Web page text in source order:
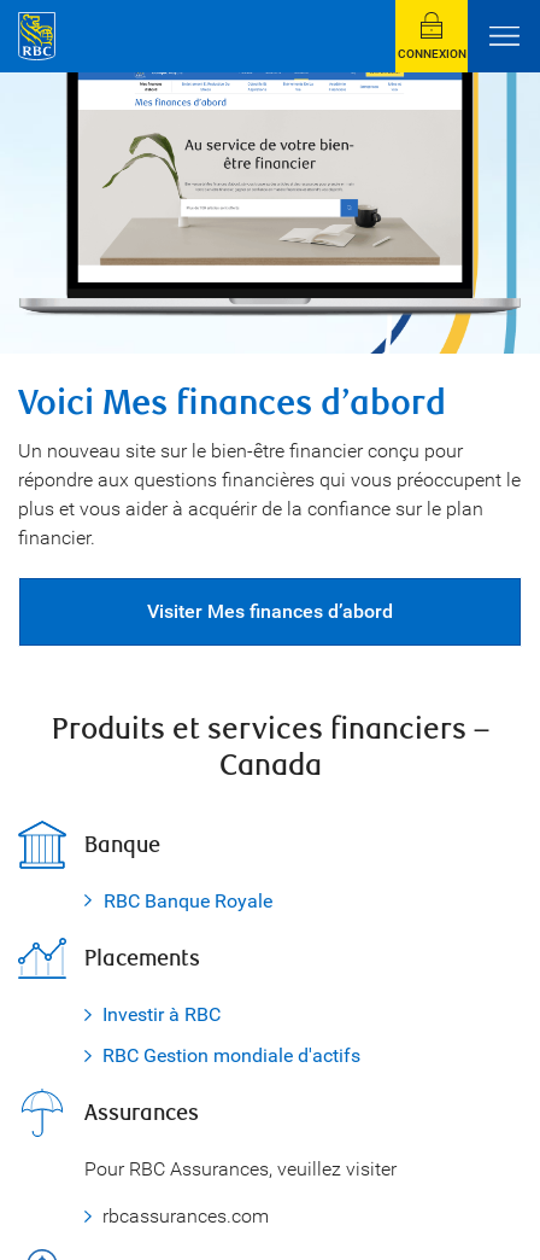
CONNEXION
Voici Mes finances d’abord
Un nouveau site sur le bien-être financier conçu pour
répondre aux questions financières qui vous préoccupent le
plus et vous aider à acquérir de la confiance sur le plan
financier.
Visiter Mes finances d’abord
Produits et services financiers –
Canada
Banque
RBC Banque Royale
Placements
Investir à RBC
RBC Gestion mondiale d'actifs
Assurances
Pour RBC Assurances, veuillez visiter
rbcassurances.com